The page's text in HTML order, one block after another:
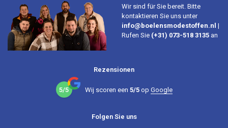
Wir sind für Sie bereit. Bitte
kontaktieren Sie uns unter
info@boelensmodestoffen.nl |
Rufen Sie (+31) 073-518 3135 an
Rezensionen
5/5 Wij scoren een 5/5op Google
Folgen Sie uns